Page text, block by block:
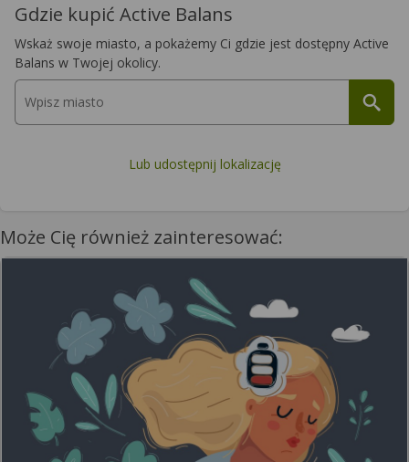
Gdzie kupić Active Balans
Wskaż swoje miasto, a pokażemy Ci gdzie jest dostępny Active
Balans w Twojej okolicy.
Lub udostępnij lokalizację
Może Cię również zainteresować: